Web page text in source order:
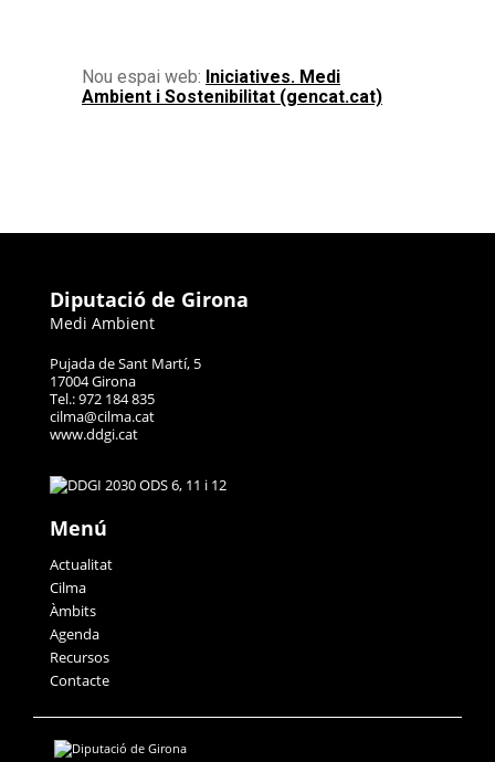
Nou espai web: Iniciatives. Medi
Ambient i Sostenibilitat (gencat.cat)
Diputació de Girona
Medi Ambient
Pujada de Sant Martí, 5
17004 Girona
Tel.: 972 184 835
cilma@cilma.cat
www.ddgi.cat
Menú
Actualitat
Cilma
Àmbits
Agenda
Recursos
Contacte